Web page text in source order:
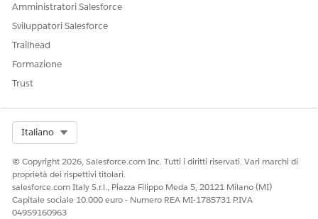
Amministratori Salesforce
Sviluppatori Salesforce
Trailhead
Formazione
Trust
Italiano
© Copyright 2026, Salesforce.com Inc. Tutti i diritti riservati. Vari marchi di
proprietà dei rispettivi titolari.
salesforce.com Italy S.r.l., Piazza Filippo Meda 5, 20121 Milano (MI)
Capitale sociale 10.000 euro - Numero REA MI-1785731 P.IVA
04959160963